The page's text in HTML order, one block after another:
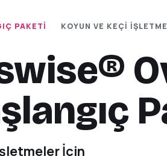
yönetimi.
Tartım, Sayım &
Koyun, keçi ve inek
ve manuel tartım,
ve tedavi istasyonları.
Dijital RFID
Koyun ve
roswise®
Paketleri
Büyükbaş ve
için hepsi
PAKETI KOYUN VE KEÇI
İçin